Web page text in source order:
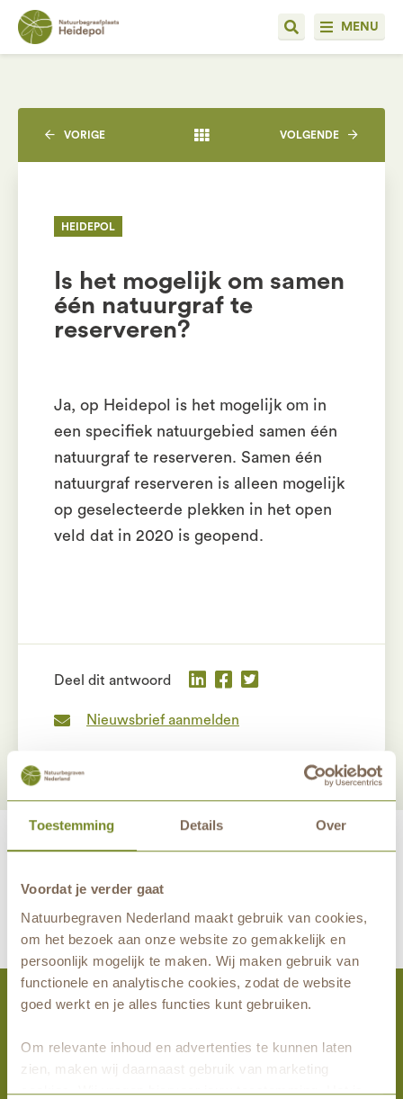
Toestemming Details Over
Voordat je verder gaat
Natuurbegraven Nederland maakt gebruik van cookies,
om het bezoek aan onze website zo gemakkelijk en
persoonlijk mogelijk te maken. Wij maken gebruik van
functionele en analytische cookies, zodat de website
goed werkt en je alles functies kunt gebruiken.
Om relevante inhoud en advertenties te kunnen laten
zien, maken wij daarnaast gebruik van marketing
cookies. Wij vragen hiervoor jouw toestemming. Het is
MENU
VORIGE VOLGENDE
HEIDEPOL
Is het mogelijk om samen
één natuurgraf te
reserveren?
Ja, op Heidepol is het mogelijk om in
een specifiek natuurgebied samen één
natuurgraf te reserveren. Samen één
natuurgraf reserveren is alleen mogelijk
op geselecteerde plekken in het open
veld dat in 2020 is geopend.
Deel dit antwoord
Nieuwsbrief aanmelden
maakt eeuwige grafrust in de natuur mogelijk samen met
Bezoek Heidepol